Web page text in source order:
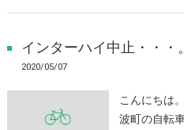
インターハイ中止・・・。
2020/05/07
こんにちは
波町の自転